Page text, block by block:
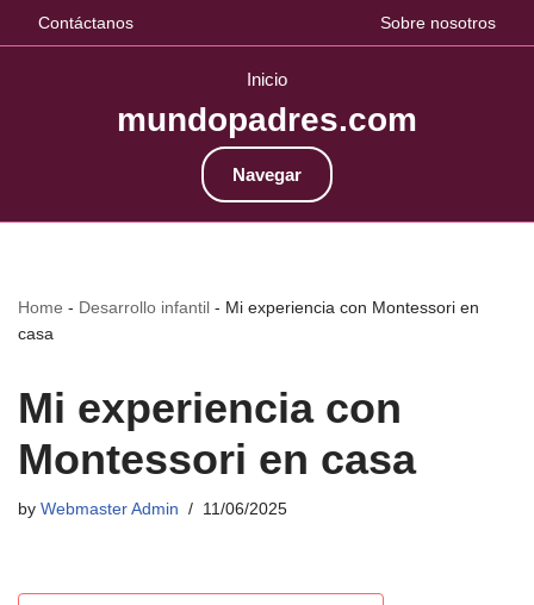
Contáctanos Sobre nosotros
Inicio
mundopadres.com
Navegar
Home - Desarrollo infantil - Mi experiencia con Montessori en
casa
Mi experiencia con
Montessori en casa
by Webmaster Admin 11/06/2025